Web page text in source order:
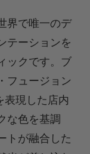
界で唯一のデ
テーションを
ックです。ブ
フュージョン
表現した店内
な色を基調
トが融合した